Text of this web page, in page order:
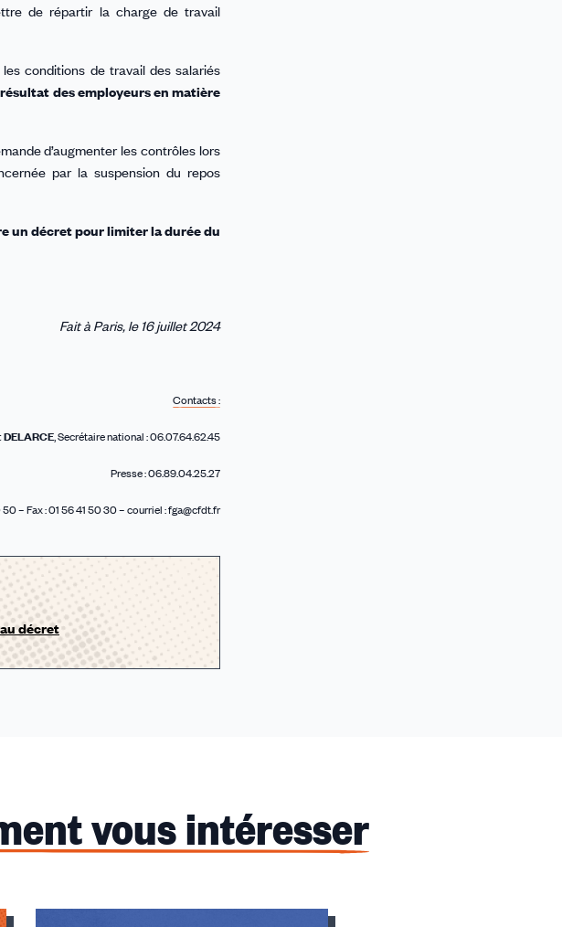
de répartir la charge de travail
conditions de travail des salariés
des employeurs en matière
d’augmenter les contrôles lors
par la suspension du repos
un décret pour limiter la durée du
Fait à Paris, le 16 juillet 2024
Contacts :
, Secrétaire national : 06.07.64.62.45
Presse : 06.89.04.25.27
– Fax : 01 56 41 50 30 – courriel : fga@cfdt.fr
décret
vous intéresser